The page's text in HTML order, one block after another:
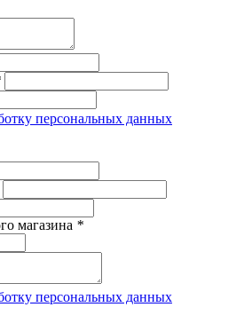
персональных данных
магазина *
персональных данных